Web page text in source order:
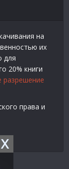
X
на
их
для
20% книги
права и